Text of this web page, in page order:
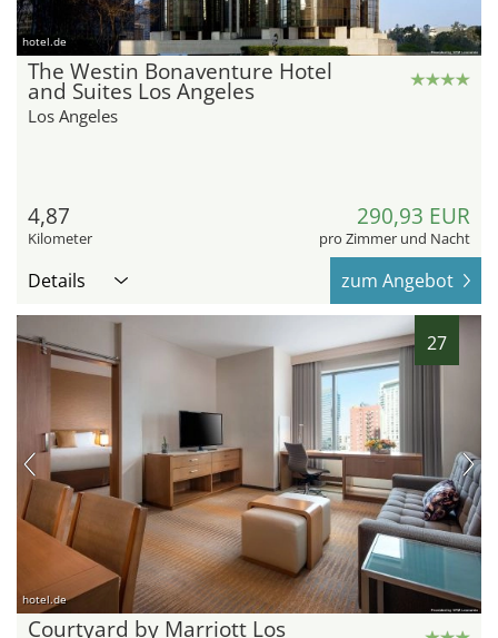
hotel.de
The Westin Bonaventure Hotel
and Suites Los Angeles
Los Angeles
4,87
Kilometer
290,93 EUR
pro Zimmer und Nacht
Details zum Angebot
27
hotel.de
Courtyard by Marriott Los